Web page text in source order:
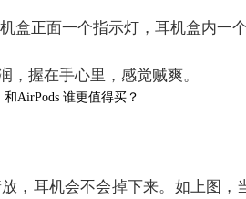
盒正面一个指示灯，耳机盒内一个
，握在手心里，感觉贼爽。
，耳机会不会掉下来。如上图